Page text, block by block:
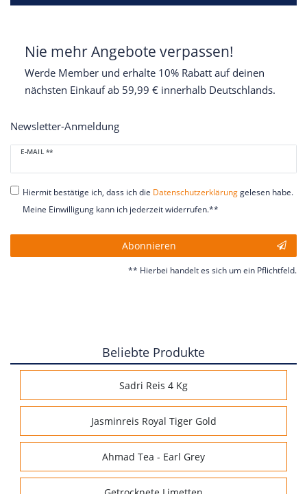
Nie mehr Angebote verpassen!
Werde Member und erhalte 10% Rabatt auf deinen
nächsten Einkauf ab 59,99 € innerhalb Deutschlands.
Newsletter-Anmeldung
E-MAIL **
Newsletter
Honig
Hiermit bestätige ich, dass ich die Daten­schutz­erklärunggelesen habe.
Meine Einwilligung kann ich jederzeit widerrufen.**
Abonnieren
** Hierbei handelt es sich um ein Pflichtfeld.
Beliebte Produkte
Sadri Reis 4 Kg
Jasminreis Royal Tiger Gold
Ahmad Tea - Earl Grey